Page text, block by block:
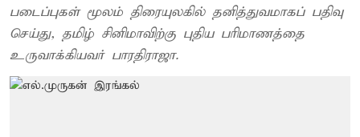
படைப்புகள் மூலம் திரையுலகில் தனித்துவமாகப் பதிவு
செய்து, தமிழ் சினிமாவிற்கு புதிய பரிமாணத்தை
உருவாக்கியவர் பாரதிராஜா.